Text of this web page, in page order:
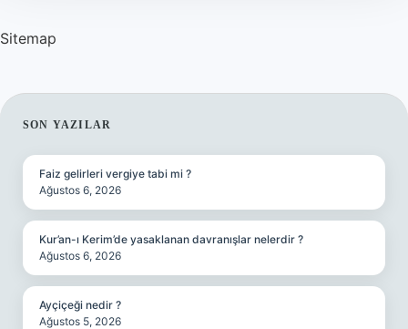
Sitemap
SIDEBAR
SON YAZILAR
Faiz gelirleri vergiye tabi mi ?
Ağustos 6, 2026
Kur’an-ı Kerim’de yasaklanan davranışlar nelerdir ?
Ağustos 6, 2026
Ayçiçeği nedir ?
Ağustos 5, 2026